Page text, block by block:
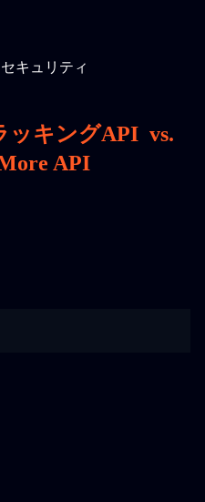
キュリティ
ッキングAPI vs.
API